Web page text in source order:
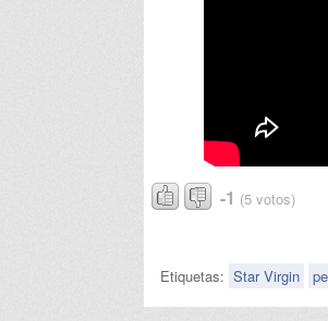
-1 (5 votos)
Etiquetas: Star Virgin